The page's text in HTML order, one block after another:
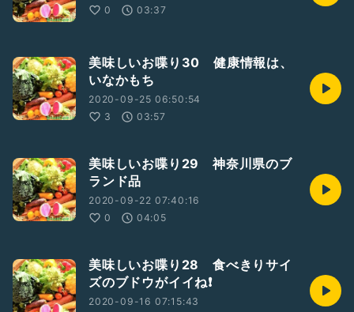
0
03:37
美味しいお喋り30 健康情報は、
いなかもち
2020-09-25 06:50:54
3
03:57
美味しいお喋り29 神奈川県のブ
ランド品
2020-09-22 07:40:16
0
04:05
美味しいお喋り28 食べきりサイ
ズのブドウがイイね❗
2020-09-16 07:15:43